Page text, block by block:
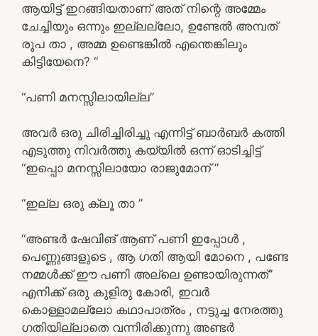
ആയിട്ട് ഇറങ്ങിയതാണ് അത് നിന്റെ അമ്മേം
ചേച്ചിയും ഒന്നും ഇല്ലല്ലോ, ഉണ്ടേൽ അമ്പത്
രൂപ താ , അമ്മ ഉണ്ടെങ്കിൽ എന്തെങ്കിലും
കിട്ടിയേനെ? “
“പണി മനസ്സിലായില്ല”
അവർ ഒരു ചിരിച്ചിരിച്ചു എന്നിട്ട് ബാർബർ കത്തി
എടുത്തു നിവർത്തു കയ്യിൽ ഒന്ന് ഓടിച്ചിട്ട്
“ഇപ്പൊ മനസ്സിലായോ രാജുമോന് ”
“ഇല്ല ഒരു ക്ലൂ താ ”
“അണ്ടർ ഷേവിങ് ആണ് പണി ഇപ്പോൾ ,
പെണ്ണുങ്ങളുടെ , ആ ഗതി ആയി മോനെ , പണ്ടേ
നമ്മൾക്ക് ഈ പണി അല്ലെ ഉണ്ടായിരുന്നത്”
എനിക്ക് ഒരു കുളിരു കോരി, ഇവർ
കൊള്ളാമല്ലോ കഥാപാത്രം , നട്ടുച്ച നേരത്തു
ഗതിയില്ലാതെ വന്നിരിക്കുന്നു അണ്ടർ